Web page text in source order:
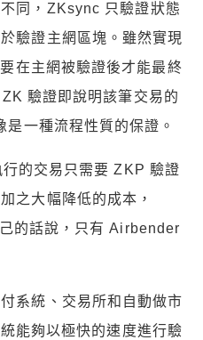
同，ZKsync 只驗證狀態
驗證主網區塊。雖然實現
在主網被驗證後才能最終
驗證即說明該筆交易的
一種流程性質的保證。
的交易只需要 ZKP 驗證
之大幅降低的成本，
的話說，只有 Airbender
系統、交易所和自動做市
能夠以極快的速度進行驗